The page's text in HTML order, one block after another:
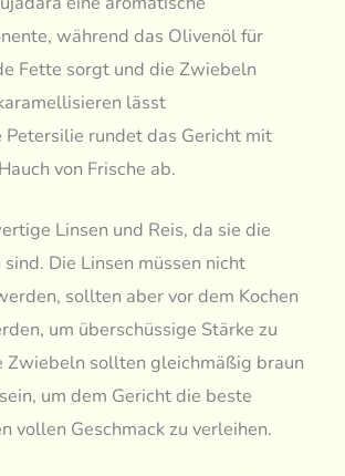
während das Olivenöl für
Fette sorgt und die Zwiebeln
lässt
Petersilie rundet das Gericht mit
von Frische ab.
Linsen und Reis, da sie die
Die Linsen müssen nicht
sollten aber vor dem Kochen
um überschüssige Stärke zu
Zwiebeln sollten gleichmäßig braun
um dem Gericht die beste
vollen Geschmack zu verleihen.